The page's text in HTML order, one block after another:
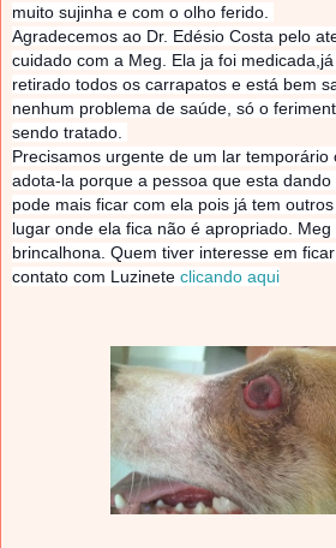
muito sujinha e com o olho ferido.
Agradecemos ao Dr. Edésio Costa pelo
cuidado com a Meg. Ela ja foi
retirado todos os carrapatos e está bem
nenhum problema de saúde, só o
sendo tratado.
Precisamos urgente de um lar temporário
adota-la porque a pessoa que esta
pode mais ficar com ela pois já tem
lugar onde ela fica não é apropriado.
brincalhona. Quem tiver interesse em
contato com Luzinete clicando aqui